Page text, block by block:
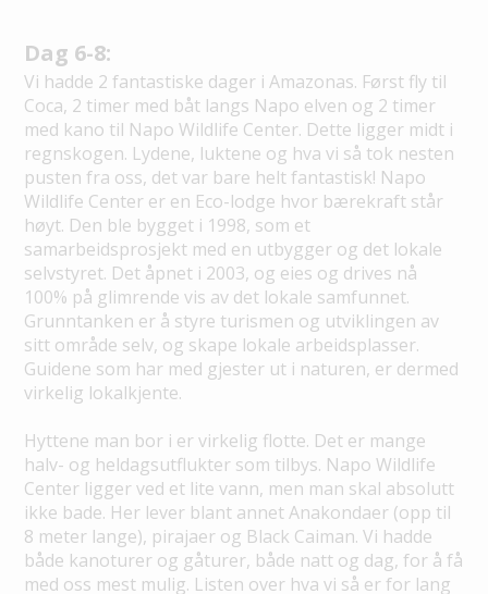
Dag 6-8:
Vi hadde 2 fantastiske dager i Amazonas. Først fly til
Coca, 2 timer med båt langs Napo elven og 2 timer
med kano til Napo Wildlife Center. Dette ligger midt i
regnskogen. Lydene, luktene og hva vi så tok nesten
pusten fra oss, det var bare helt fantastisk! Napo
Wildlife Center er en Eco-lodge hvor bærekraft står
høyt. Den ble bygget i 1998, som et
samarbeidsprosjekt med en utbygger og det lokale
selvstyret. Det åpnet i 2003, og eies og drives nå
100% på glimrende vis av det lokale samfunnet.
Grunntanken er å styre turismen og utviklingen av
sitt område selv, og skape lokale arbeidsplasser.
Guidene som har med gjester ut i naturen, er dermed
virkelig lokalkjente.
Hyttene man bor i er virkelig flotte. Det er mange
halv- og heldagsutflukter som tilbys. Napo Wildlife
Center ligger ved et lite vann, men man skal absolutt
ikke bade. Her lever blant annet Anakondaer (opp til
8 meter lange), pirajaer og Black Caiman. Vi hadde
både kanoturer og gåturer, både natt og dag, for å få
med oss mest mulig. Listen over hva vi så er for lang